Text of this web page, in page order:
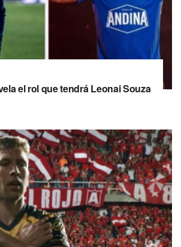
el rol que tendrá Leonai Souza